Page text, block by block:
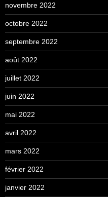
novembre 2022
octobre 2022
septembre 2022
août 2022
juillet 2022
juin 2022
mai 2022
avril 2022
mars 2022
février 2022
janvier 2022